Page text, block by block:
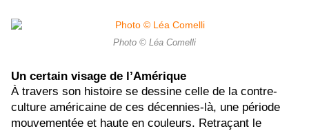
Photo © Léa Comelli
Un certain visage de l’Amérique
À travers son histoire se dessine celle de la contre-
culture américaine de ces décennies-là, une période
mouvementée et haute en couleurs. Retraçant le